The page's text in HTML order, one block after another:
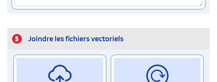
5 Joindre les fichiers vectoriels